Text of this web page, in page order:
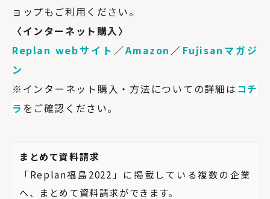
ョップもご利用ください。
〈インターネット購入〉
Replan webサイト ／Amazon ／ Fujisanマガジ
ン
※インターネット購入・方法についての詳細は コチ
ラをご確認ください。
まとめて資料請求
「Replan福島2022」に掲載している複数の企業
へ、まとめて資料請求ができます。